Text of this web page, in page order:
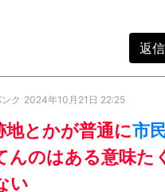
返信
ク 2024年10月21日 22:25
地とかが普通に市
んのはある意味た
い